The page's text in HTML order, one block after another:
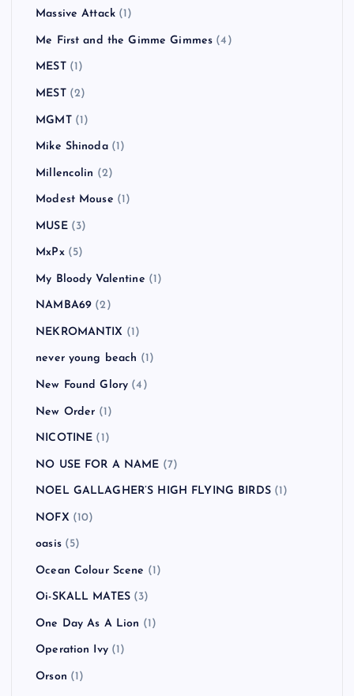
Massive Attack (1)
Me First and the Gimme Gimmes (4)
MEST(1)
MEST(2)
MGMT(1)
Mike Shinoda(1)
Millencolin (2)
Modest Mouse (1)
MUSE(3)
MxPx(5)
My Bloody Valentine (1)
NAMBA69 (2)
NEKROMANTIX (1)
never young beach (1)
New Found Glory (4)
New Order (1)
NICOTINE (1)
NO USE FOR A NAME (7)
NOEL GALLAGHER’S HIGH FLYING BIRDS(1)
NOFX (10)
oasis(5)
Ocean Colour Scene (1)
Oi-SKALL MATES (3)
One Day As A Lion (1)
Operation Ivy(1)
Orson (1)